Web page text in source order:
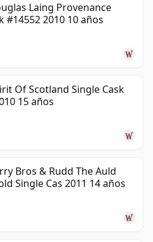
Laing Provenance
#14552 2010 10 años
Of Scotland Single Cask
15 años
Bros & Rudd The Auld
Single Cas 2011 14 años